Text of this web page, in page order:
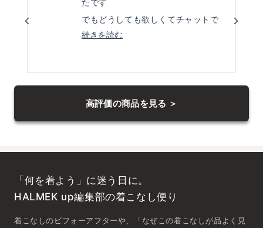
でもどうしても欲しくてチャットで
相談して
身長157センチ54キロの身体に適当
続きを読むこ
ー
の
細
読
む
て
ナ
ゲ
高評価の商品を見る ＞
「何を着よう」に迷う日に。
HALMEK up編集部の着こなし便り
着こなしのビフォーアフターや、「なぜこの着こなしが品よく見